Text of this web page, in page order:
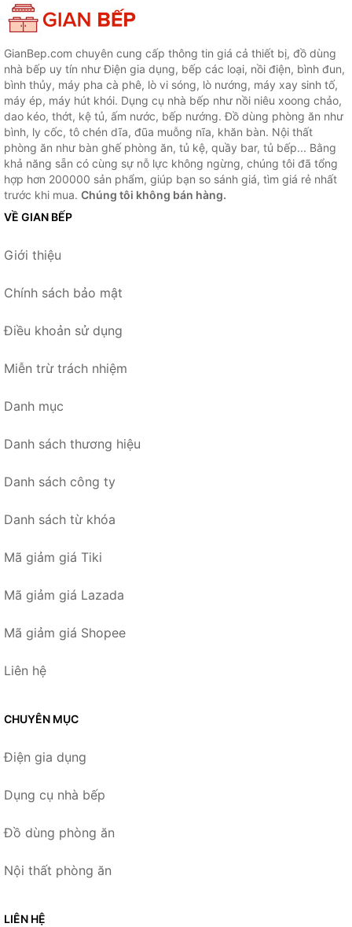
GianBep.com chuyên cung cấp thông tin giá cả thiết bị, đồ dùng
nhà bếp uy tín như Điện gia dụng, bếp các loại, nồi điện, bình đun,
bình thủy, máy pha cà phê, lò vi sóng, lò nướng, máy xay sinh tố,
máy ép, máy hút khói. Dụng cụ nhà bếp như nồi niêu xoong chảo,
dao kéo, thớt, kệ tủ, ấm nước, bếp nướng. Đồ dùng phòng ăn như
bình, ly cốc, tô chén dĩa, đũa muỗng nĩa, khăn bàn. Nội thất
phòng ăn như bàn ghế phòng ăn, tủ kệ, quầy bar, tủ bếp... Bằng
khả năng sẵn có cùng sự nỗ lực không ngừng, chúng tôi đã tổng
hợp hơn 200000 sản phẩm, giúp bạn so sánh giá, tìm giá rẻ nhất
trước khi mua. Chúng tôi không bán hàng.
VỀ GIAN BẾP
Giới thiệu
Chính sách bảo mật
Điều khoản sử dụng
Miễn trừ trách nhiệm
Danh mục
Danh sách thương hiệu
Danh sách công ty
Danh sách từ khóa
Mã giảm giá Tiki
Mã giảm giá Lazada
Mã giảm giá Shopee
Liên hệ
CHUYÊN MỤC
Điện gia dụng
Dụng cụ nhà bếp
Đồ dùng phòng ăn
Nội thất phòng ăn
LIÊN HỆ